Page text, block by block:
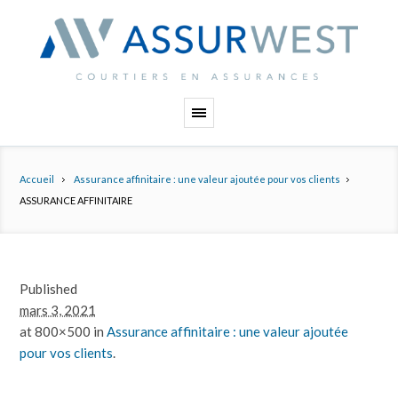
Accueil
Assurance affinitaire : une valeur ajoutée pour vos clients
ASSURANCE AFFINITAIRE
Published
mars 3, 2021
at 800×500 inAssurance affinitaire : une valeur ajoutée
pour vos clients.